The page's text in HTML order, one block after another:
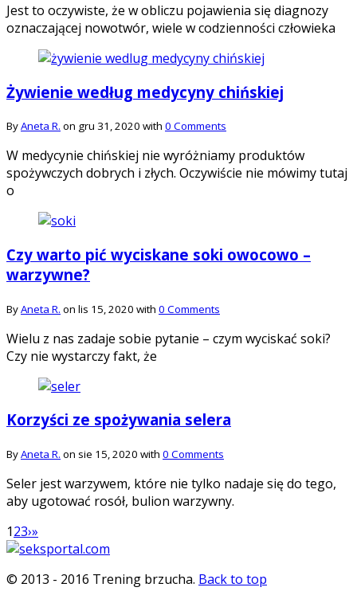
Jest to oczywiste, że w obliczu pojawienia się diagnozy
oznaczającej nowotwór, wiele w codzienności człowieka
Żywienie według medycyny chińskiej
ByAneta R. on gru 31, 2020 with 0 Comments
W medycynie chińskiej nie wyróżniamy produktów
spożywczych dobrych i złych. Oczywiście nie mówimy tutaj
o
Czy warto pić wyciskane soki owocowo –
warzywne?
ByAneta R. on lis 15, 2020 with 0 Comments
Wielu z nas zadaje sobie pytanie – czym wyciskać soki?
Czy nie wystarczy fakt, że
Korzyści ze spożywania selera
ByAneta R. on sie 15, 2020 with 0 Comments
Seler jest warzywem, które nie tylko nadaje się do tego,
aby ugotować rosół, bulion warzywny.
123›»
© 2013 - 2016 Trening brzucha. Back to top